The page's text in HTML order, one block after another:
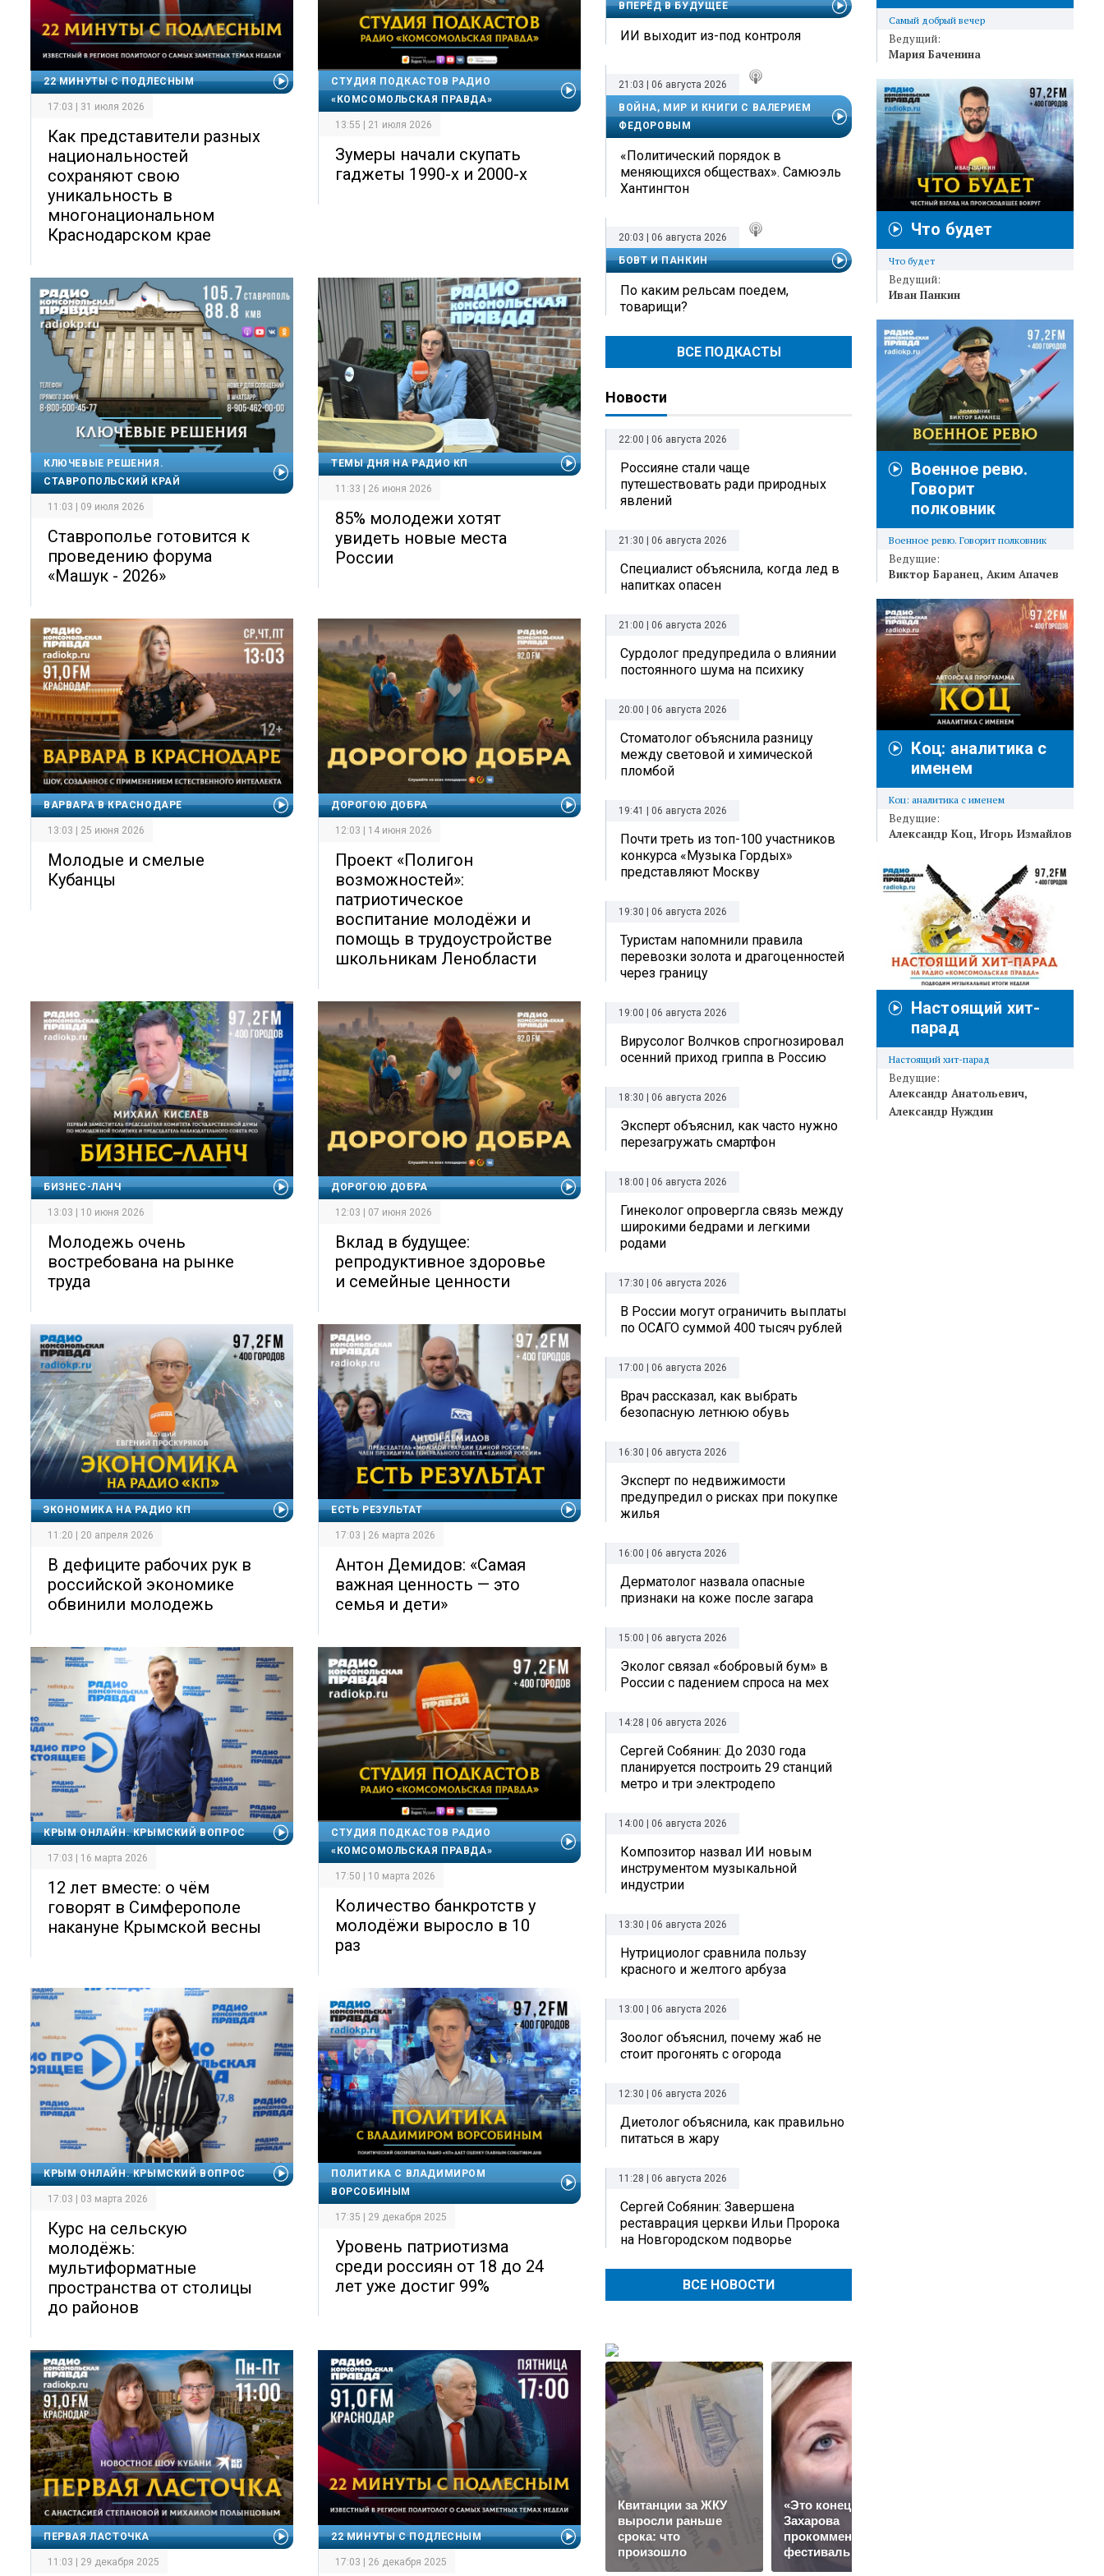
22 МИНУТЫ С ПОДЛЕСНЫМ
17:03 | 31 июля 2026
Как представители разных
национальностей
сохраняют свою
уникальность в
многонациональном
Краснодарском крае
СТУДИЯ ПОДКАСТОВ РАДИО
«КОМСОМОЛЬСКАЯ ПРАВДА»
13:55 | 21 июля 2026
Зумеры начали скупать
гаджеты 1990-х и 2000-х
КЛЮЧЕВЫЕ РЕШЕНИЯ.
СТАВРОПОЛЬСКИЙ КРАЙ
11:03 | 09 июля 2026
Ставрополье готовится к
проведению форума
«Машук - 2026»
ТЕМЫ ДНЯ НА РАДИО КП
11:33 | 26 июня 2026
85% молодежи хотят
увидеть новые места
России
ВАРВАРА В КРАСНОДАРЕ
13:03 | 25 июня 2026
Молодые и смелые
Кубанцы
ДОРОГОЮ ДОБРА
12:03 | 14 июня 2026
Проект «Полигон
возможностей»:
патриотическое
воспитание молодёжи и
помощь в трудоустройстве
школьникам Ленобласти
БИЗНЕС-ЛАНЧ
13:03 | 10 июня 2026
Молодежь очень
востребована на рынке
труда
ДОРОГОЮ ДОБРА
12:03 | 07 июня 2026
Вклад в будущее:
репродуктивное здоровье
и семейные ценности
ЭКОНОМИКА НА РАДИО КП
11:20 | 20 апреля 2026
В дефиците рабочих рук в
российской экономике
обвинили молодежь
ЕСТЬ РЕЗУЛЬТАТ
17:03 | 26 марта 2026
Антон Демидов: «Самая
важная ценность — это
семья и дети»
КРЫМ ОНЛАЙН. КРЫМСКИЙ ВОПРОС
17:03 | 16 марта 2026
12 лет вместе: о чём
говорят в Симферополе
накануне Крымской весны
СТУДИЯ ПОДКАСТОВ РАДИО
«КОМСОМОЛЬСКАЯ ПРАВДА»
17:50 | 10 марта 2026
Количество банкротств у
молодёжи выросло в 10
раз
КРЫМ ОНЛАЙН. КРЫМСКИЙ ВОПРОС
17:03 | 03 марта 2026
Курс на сельскую
молодёжь:
мультиформатные
пространства от столицы
до районов
ПОЛИТИКА С ВЛАДИМИРОМ
ВОРСОБИНЫМ
17:35 | 29 декабря 2025
Уровень патриотизма
среди россиян от 18 до 24
лет уже достиг 99%
ПЕРВАЯ ЛАСТОЧКА
11:03 | 29 декабря 2025
22 МИНУТЫ С ПОДЛЕСНЫМ
17:03 | 26 декабря 2025
ВПЕРЁД В БУДУЩЕЕ
ИИ выходит из-под контроля
21:03 | 06 августа 2026
ВОЙНА, МИР И КНИГИ С ВАЛЕРИЕМ
ФЕДОРОВЫМ
«Политический порядок в
меняющихся обществах». Самюэль
Хантингтон
20:03 | 06 августа 2026
БОВТ И ПАНКИН
По каким рельсам поедем,
товарищи?
ВСЕ ПОДКАСТЫ
Новости
22:00 | 06 августа 2026
Россияне стали чаще
путешествовать ради природных
явлений
21:30 | 06 августа 2026
Специалист объяснила, когда лед в
напитках опасен
21:00 | 06 августа 2026
Сурдолог предупредила о влиянии
постоянного шума на психику
20:00 | 06 августа 2026
Стоматолог объяснила разницу
между световой и химической
пломбой
19:41 | 06 августа 2026
Почти треть из топ-100 участников
конкурса «Музыка Гордых»
представляют Москву
19:30 | 06 августа 2026
Туристам напомнили правила
перевозки золота и драгоценностей
через границу
19:00 | 06 августа 2026
Вирусолог Волчков спрогнозировал
осенний приход гриппа в Россию
18:30 | 06 августа 2026
Эксперт объяснил, как часто нужно
перезагружать смартфон
18:00 | 06 августа 2026
Гинеколог опровергла связь между
широкими бедрами и легкими
родами
17:30 | 06 августа 2026
В России могут ограничить выплаты
по ОСАГО суммой 400 тысяч рублей
17:00 | 06 августа 2026
Врач рассказал, как выбрать
безопасную летнюю обувь
16:30 | 06 августа 2026
Эксперт по недвижимости
предупредил о рисках при покупке
жилья
16:00 | 06 августа 2026
Дерматолог назвала опасные
признаки на коже после загара
15:00 | 06 августа 2026
Эколог связал «бобровый бум» в
России с падением спроса на мех
14:28 | 06 августа 2026
Сергей Собянин: До 2030 года
планируется построить 29 станций
метро и три электродепо
14:00 | 06 августа 2026
Композитор назвал ИИ новым
инструментом музыкальной
индустрии
13:30 | 06 августа 2026
Нутрициолог сравнила пользу
красного и желтого арбуза
13:00 | 06 августа 2026
Зоолог объяснил, почему жаб не
стоит прогонять с огорода
12:30 | 06 августа 2026
Диетолог объяснила, как правильно
питаться в жару
11:28 | 06 августа 2026
Сергей Собянин: Завершена
реставрация церкви Ильи Пророка
на Новгородском подворье
ВСЕ НОВОСТИ
Квитанции за ЖКУ
выросли раньше
срока: что
произошло
«Это конец всего»:
Захарова
прокомментировала
фестиваль в Юрмале
Самый добрый вечер
Ведущий:
Мария Баченина
Что будет
Что будет
Ведущий:
Иван Панкин
Военное ревю.
Говорит
полковник
Военное ревю. Говорит полковник
Ведущие:
Виктор Баранец Аким Апачев
Коц: аналитика с
именем
Коц: аналитика с именем
Ведущие:
Александр Коц Игорь Измайлов
Настоящий хит-
парад
Настоящий хит-парад
Ведущие:
Александр Анатольевич
Александр Нуждин